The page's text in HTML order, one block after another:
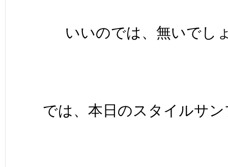
いいのでは、無いでし
では、本日のスタイルサ